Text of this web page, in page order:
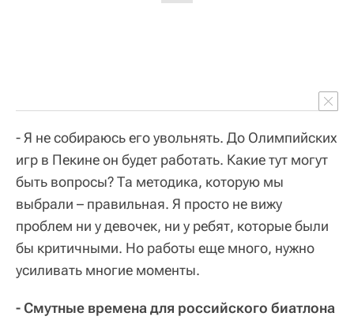
- Я не собираюсь его увольнять. До Олимпийских
игр в Пекине он будет работать. Какие тут могут
быть вопросы? Та методика, которую мы
выбрали – правильная. Я просто не вижу
проблем ни у девочек, ни у ребят, которые были
бы критичными. Но работы еще много, нужно
усиливать многие моменты.
- Смутные времена для российского биатлона